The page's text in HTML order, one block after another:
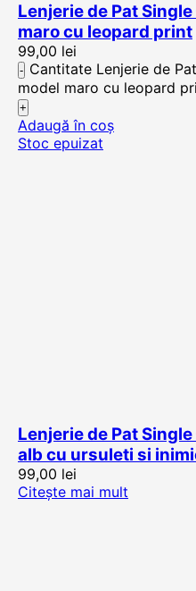
Lenjerie de Pat
maro cu leopard print
99,00 lei
Cantitate Lenjerie de
model maro cu leopard
Adaugă în coș
Stoc epuizat
Lenjerie de Pat
alb cu ursuleti si
99,00 lei
Citește mai mult